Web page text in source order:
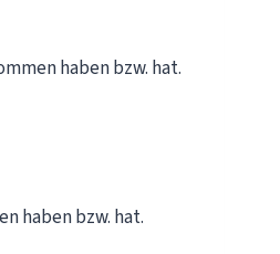
haben bzw. hat.
haben bzw. hat.